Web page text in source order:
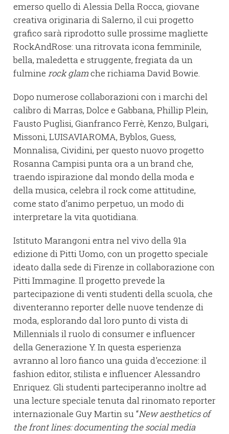
emerso quello di Alessia Della Rocca, giovane
creativa originaria di Salerno, il cui progetto
grafico sarà riprodotto sulle prossime magliette
RockAndRose: una ritrovata icona femminile,
bella, maledetta e struggente, fregiata da un
fulmine rock glamche richiama David Bowie.
Dopo numerose collaborazioni con i marchi del
calibro di Marras, Dolce e Gabbana, Phillip Plein,
Fausto Puglisi, Gianfranco Ferrè, Kenzo, Bulgari,
Missoni, LUISAVIAROMA, Byblos, Guess,
Monnalisa, Cividini, per questo nuovo progetto
Rosanna Campisi punta ora a un brand che,
traendo ispirazione dal mondo della moda e
della musica, celebra il rock come attitudine,
come stato d’animo perpetuo, un modo di
interpretare la vita quotidiana.
Istituto Marangoni entra nel vivo della 91a
edizione di Pitti Uomo, con un progetto speciale
ideato dalla sede di Firenze in collaborazione con
Pitti Immagine. Il progetto prevede la
partecipazione di venti studenti della scuola, che
diventeranno reporter delle nuove tendenze di
moda, esplorando dal loro punto di vista di
Millennials il ruolo di consumer e influencer
della Generazione Y. In questa esperienza
avranno al loro fianco una guida d'eccezione: il
fashion editor, stilista e influencer Alessandro
Enriquez. Gli studenti parteciperanno inoltre ad
una lecture speciale tenuta dal rinomato reporter
internazionale Guy Martin su “New aesthetics of
the front lines: documenting the social media